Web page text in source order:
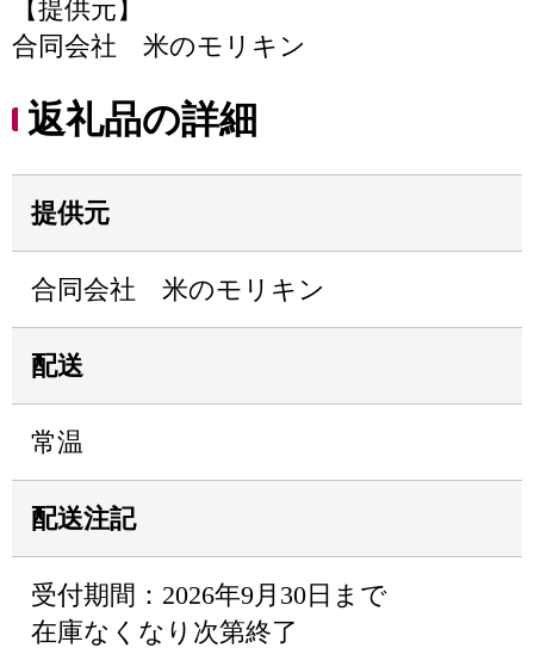
【提供元】
合同会社 米のモリキン
返礼品の詳細
提供元
合同会社 米のモリキン
配送
常温
配送注記
受付期間：2026年9月30日まで
在庫なくなり次第終了